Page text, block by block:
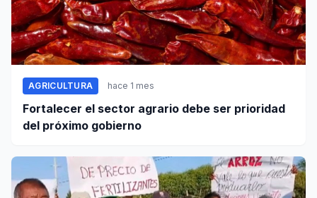
AGRICULTURA hace 1 mes
Fortalecer el sector agrario debe ser prioridad
del próximo gobierno